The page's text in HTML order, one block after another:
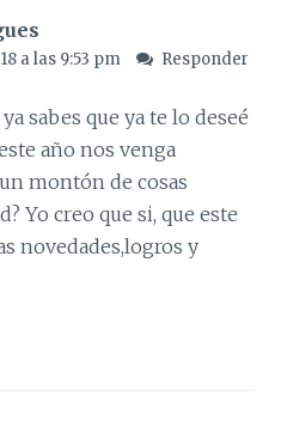
a las 9:53 pm Responder
sabes que ya te lo deseé
año nos venga
montón de cosas
Yo creo que si, que este
novedades,logros y